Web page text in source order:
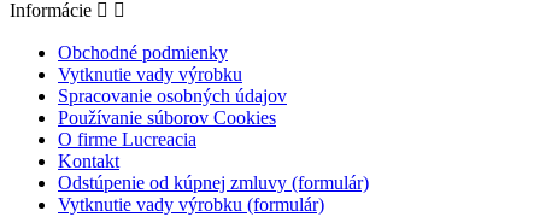
Informácie  
Obchodné podmienky
Vytknutie vady výrobku
Spracovanie osobných údajov
Používanie súborov Cookies
O firme Lucreacia
Kontakt
Odstúpenie od kúpnej zmluvy (formulár)
Vytknutie vady výrobku (formulár)